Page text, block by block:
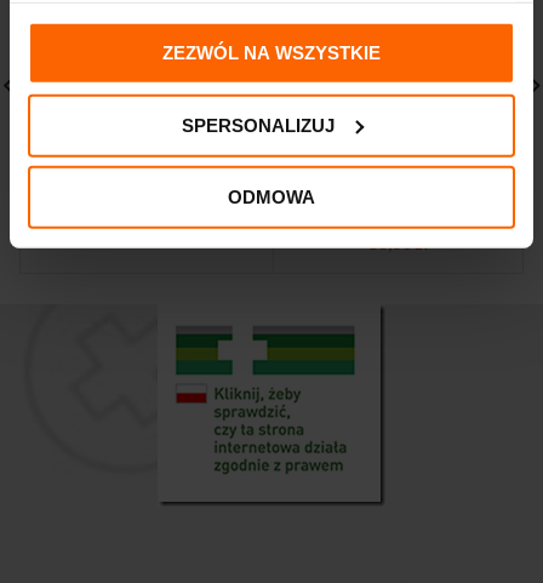
ZEZWÓL NA WSZYSTKIE
SPERSONALIZUJ
ODMOWA
Oczyszczający Żel do
FOLIACTI KREM
53,80zł